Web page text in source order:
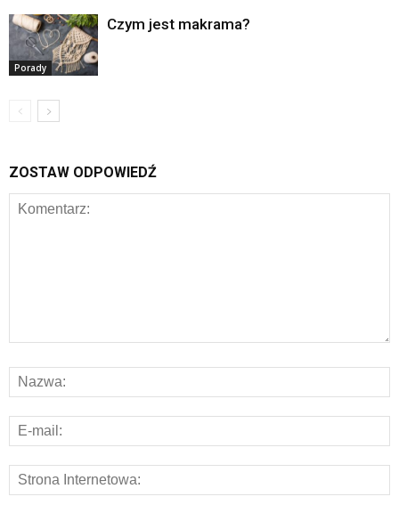
Porady
Czym jest makrama?
ZOSTAW ODPOWIEDŹ